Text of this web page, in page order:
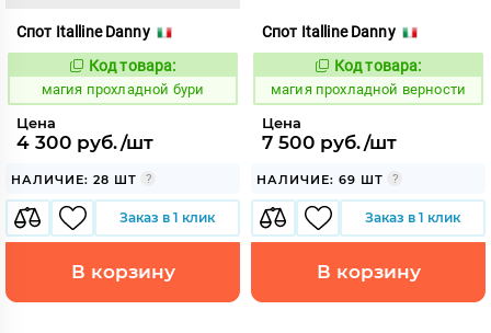
Спот Italline Danny
Код:
915380
Код товара:
магия прохладной бури
Цена
4 300 руб./шт
НАЛИЧИЕ: 28 ШТ
Заказ в 1 клик
В корзину
Спот Italline Danny
Код:
915381
Код товара:
магия прохладной верности
Цена
7 500 руб./шт
НАЛИЧИЕ: 69 ШТ
Заказ в 1 клик
В корзину